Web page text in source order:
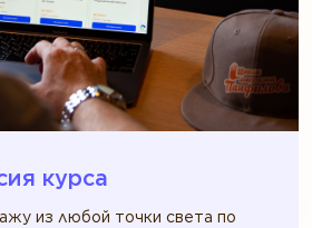
курса
из любой точки света по